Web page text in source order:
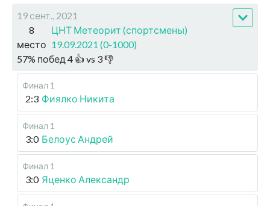
19 сент., 2021
8
место
ЦНТ Метеорит (спортсмены)
19.09.2021 (0-1000)
57% побед 4 👍 vs 3👎
Финал 1
2:3 Фиялко Никита
Финал 1
3:0 Белоус Андрей
Финал 1
3:0 Яценко Александр